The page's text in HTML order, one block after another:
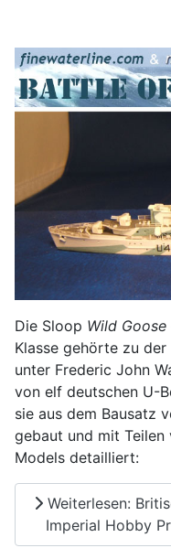
Die Sloop Wild Goose
Klasse gehörte zu
unter Frederic John
von elf deutschen U-
sie aus dem Bausatz
gebaut und mit Teilen
Models detailliert:
Weiterlesen:
Imperial Hobby